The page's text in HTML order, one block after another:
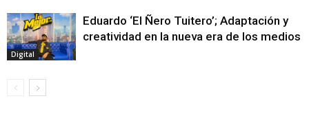
Digital
Eduardo ‘El Ñero Tuitero’; Adaptación y
creatividad en la nueva era de los medios